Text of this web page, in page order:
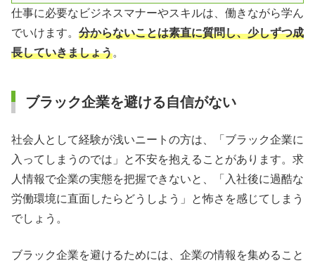
仕事に必要なビジネスマナーやスキルは、働きながら学ん
でいけます。 分からないことは素直に質問し、少しずつ成
長していきましょう。
ブラック企業を避ける自信がない
社会人として経験が浅いニートの方は、「ブラック企業に
入ってしまうのでは」と不安を抱えることがあります。求
人情報で企業の実態を把握できないと、「入社後に過酷な
労働環境に直面したらどうしよう」と怖さを感じてしまう
でしょう。
ブラック企業を避けるためには、企業の情報を集めること